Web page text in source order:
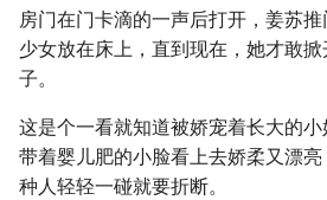
房门在门卡滴的一声后打开，姜苏
少女放在床上，直到现在，她才敢
子。
这是个一看就知道被娇宠着长大的小
带着婴儿肥的小脸看上去娇柔又漂
种人轻轻一碰就要折断。